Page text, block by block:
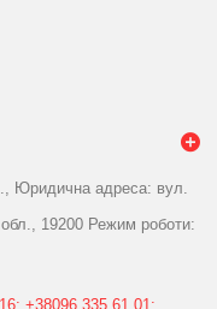
Юридична адреса: вул.
19200 Режим роботи:
+38096 335 61 01;